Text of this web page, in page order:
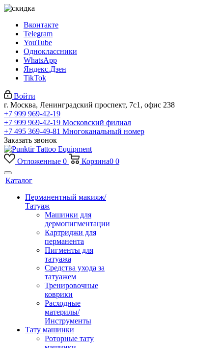
Вконтакте
Telegram
YouTube
Одноклассники
WhatsApp
Яндекс.Дзен
TikTok
Войти
г. Москва, Ленинградский проспект, 7с1, офис 238
+7 999 969-42-19
+7 999 969-42-19 Московский филиал
+7 495 369-49-81 Многоканальный номер
Заказать звонок
Отложенные 0 Корзина0 0
Каталог
Перманентный макияж/
Татуаж
Машинки для
дермопигментации
Картриджи для
перманента
Пигменты для
татуажа
Средства ухода за
татуажем
Тренировочные
коврики
Расходные
материлы/
Инструменты
Тату машинки
Роторные тату